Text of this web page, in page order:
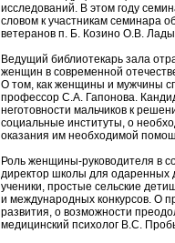
исследований. В этом году
словом к участникам семинара
ветеранов п. Б. Козино О.В.
Ведущий библиотекарь зала
женщин в современной
О том, как женщины и мужчины
профессор С.А. Гапонова.
неготовности мальчиков к
социальные институты, о
оказания им необходимой
Роль женщины-руководителя в
директор школы для одаренных
ученики, простые сельские
и международных конкурсов. О
развития, о возможности
медицинский психолог В.С.